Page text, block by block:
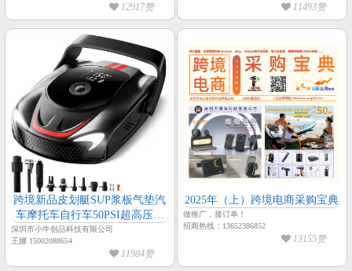
12917赞 11493赞
跨境新品皮划艇SUP浆板气垫汽
车摩托车自行车50PSI超高压多
种预设充气模式照明多功能充气
深圳市小牛创品科技有限公司
王娜 15002088654
11984赞
2025年（上）跨境电商采购宝典
做推广，接订单！
招商热线：13652386852
13155赞